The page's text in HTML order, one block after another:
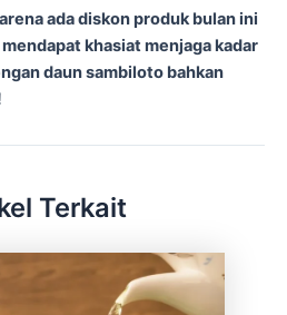
ada diskon produk bulan ini
khasiat menjaga kadar
daun sambiloto bahkan
Terkait